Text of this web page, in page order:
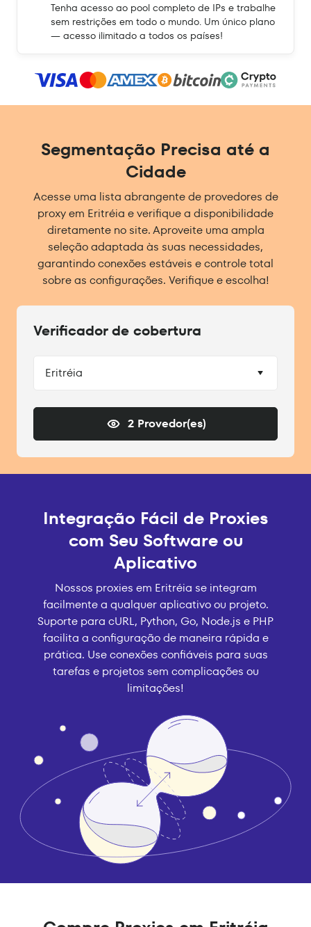
Tenha acesso ao pool completo de IPs e trabalhe
sem restrições em todo o mundo. Um único plano
— acesso ilimitado a todos os países!
Segmentação Precisa até a
Cidade
Acesse uma lista abrangente de provedores de
proxy em Eritréia e verifique a disponibilidade
diretamente no site. Aproveite uma ampla
seleção adaptada às suas necessidades,
garantindo conexões estáveis e controle total
sobre as configurações. Verifique e escolha!
Verificador de cobertura
Eritréia
2 Provedor(es)
Integração Fácil de Proxies
com Seu Software ou
Aplicativo
Nossos proxies em Eritréia se integram
facilmente a qualquer aplicativo ou projeto.
Suporte para cURL, Python, Go, Node.js e PHP
facilita a configuração de maneira rápida e
prática. Use conexões confiáveis para suas
tarefas e projetos sem complicações ou
limitações!